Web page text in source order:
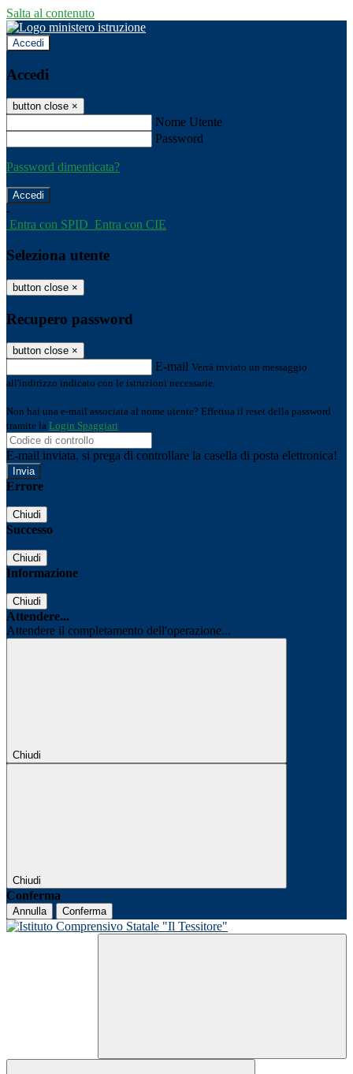
Salta al contenuto
Accedi
Accedi
button close ×
Nome Utente
Password
Password dimenticata?
-
Entra con SPID Entra con CIE
Seleziona utente
button close ×
Recupero password
button close ×
E-mail Verrà inviato un messaggio
all'indirizzo indicato con le istruzioni necessarie.
Non hai una e-mail associata al nome utente? Effettua il reset della password
tramite la Login Spaggiari
E-mail inviata, si prega di controllare la casella di posta elettronica!
Errore
Chiudi
Successo
Chiudi
Informazione
Chiudi
Attendere...
Attendere il completamento dell'operazione...
Chiudi
Chiudi
Conferma
Annulla Conferma